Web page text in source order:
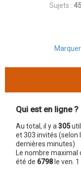
Sujets :
Qui est en ligne ?
Au total, il y a 305
et 303 invités (selon
dernières minutes)
Le nombre
été de 6798le ven. 1